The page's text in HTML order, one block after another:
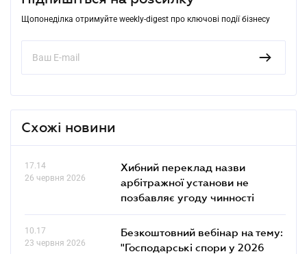
Щопонеділка отримуйте weekly-digest про ключові події бізнесу
Схожі новини
17.14
26 червня 2026
Хибний переклад назви
арбітражної установи не
позбавляє угоду чинності
10.17
23 червня 2026
Безкоштовний вебінар на тему:
"Господарські спори у 2026